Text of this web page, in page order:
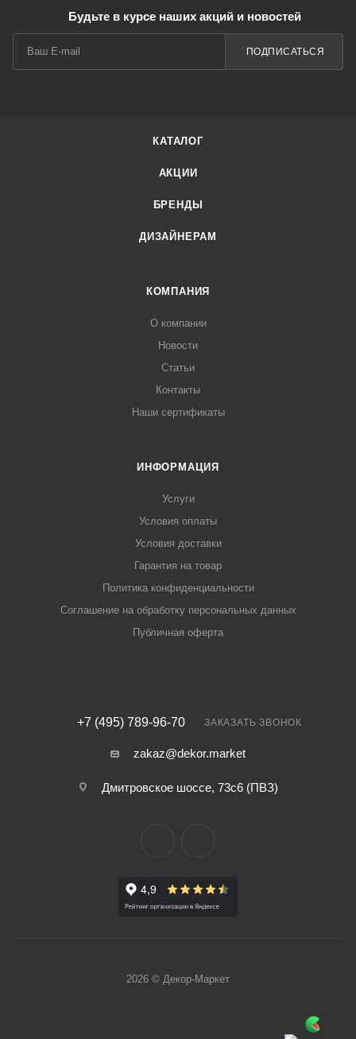
Будьте в курсе наших акций и новостей
ПОДПИСАТЬСЯ
КАТАЛОГ
АКЦИИ
БРЕНДЫ
ДИЗАЙНЕРАМ
КОМПАНИЯ
О компании
Новости
Статьи
Контакты
Наши сертификаты
ИНФОРМАЦИЯ
Услуги
Условия оплаты
Условия доставки
Гарантия на товар
Политика конфиденциальности
Соглашение на обработку персональных данных
Публичная оферта
+7 (495) 789-96-70 ЗАКАЗАТЬ ЗВОНОК
zakaz@dekor.market
Дмитровское шоссе, 73с6 (ПВЗ)
2026 © Декор-Маркет